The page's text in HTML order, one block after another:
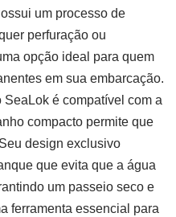
um processo de
perfuração ou
opção ideal para quem
em sua embarcação.
é compatível com a
compacto permite que
design exclusivo
que evita que a água
um passeio seco e
ferramenta essencial para